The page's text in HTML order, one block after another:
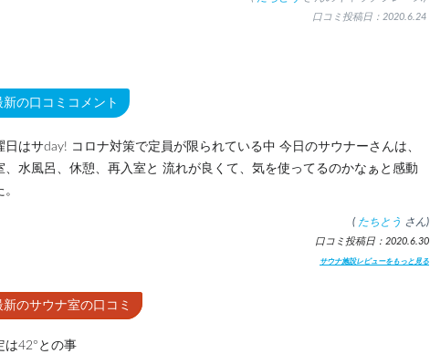
口コミ投稿日：2020.6.24
新の口コミコメント
日はサday! コロナ対策で定員が限られている中 今日のサウナーさんは、
、水風呂、休憩、再入室と 流れが良くて、気を使ってるのかなぁと感動
( たちとう さん)
口コミ投稿日：2020.6.30
サウナ施設レビューをもっと見る
新のサウナ室の口コミ
は42°との事